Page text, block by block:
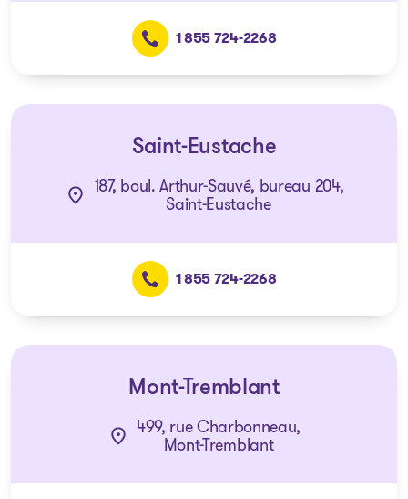
1 855 724-2268
Saint-Eustache
187, boul. Arthur-Sauvé, bureau 204,
Saint-Eustache
1 855 724-2268
Mont-Tremblant
499, rue Charbonneau,
Mont-Tremblant